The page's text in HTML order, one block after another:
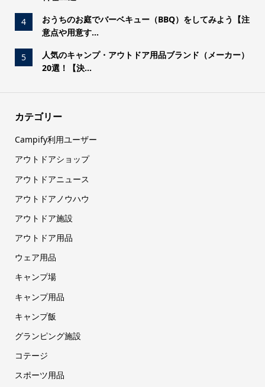
4
おうちのお庭でバーベキュー（BBQ）をしてみよう【注
意点や用意す...
5
人気のキャンプ・アウトドア用品ブランド（メーカー）
20選！【決...
カテゴリー
Campify利用ユーザー
アウトドアショップ
アウトドアニュース
アウトドアノウハウ
アウトドア施設
アウトドア用品
ウェア用品
キャンプ場
キャンプ用品
キャンプ飯
グランピング施設
コテージ
スポーツ用品